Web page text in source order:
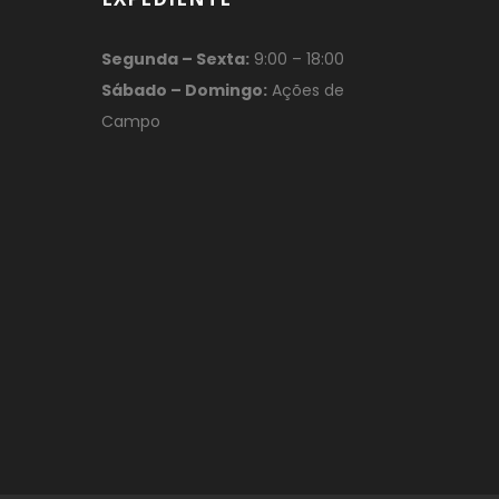
Segunda – Sexta: 9:00 – 18:00
Sábado – Domingo: Ações de
Campo